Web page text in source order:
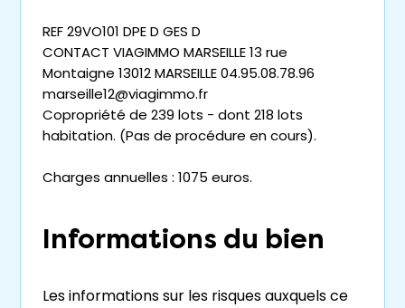
REF 29VO101 DPE D GES D
CONTACT VIAGIMMO MARSEILLE 13 rue
Montaigne 13012 MARSEILLE 04.95.08.78.96
marseille12@viagimmo.fr
Copropriété de 239 lots - dont 218 lots
habitation. (Pas de procédure en cours).
Charges annuelles : 1075 euros.
Informations du bien
Les informations sur les risques auxquels ce